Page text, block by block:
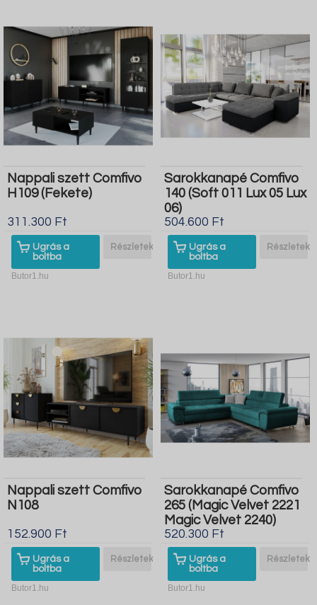
Nappali szett Comfivo
H109 (Fekete)
311.300 Ft
Ugrás a
boltba
Részletek
Butor1.hu
Sarokkanapé Comfivo
140 (Soft 011 Lux 05 Lux
06)
504.600 Ft
Ugrás a
boltba
Részletek
Butor1.hu
Nappali szett Comfivo
N108
152.900 Ft
Ugrás a
boltba
Részletek
Butor1.hu
Sarokkanapé Comfivo
265 (Magic Velvet 2221
Magic Velvet 2240)
520.300 Ft
Ugrás a
boltba
Részletek
Butor1.hu